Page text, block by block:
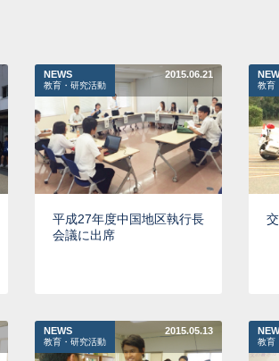
NEWS
教育・研究活動
2015.06.21
平成27年度中国地区執行長
会議に出席
教育
NEWS
教育・研究活動
2015.05.13
教育